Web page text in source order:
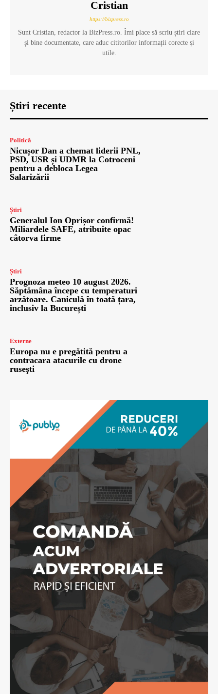
Cristian
https://bizpress.ro
Sunt Cristian, redactor la BizPress.ro. Îmi place să scriu știri clare
și bine documentate, care aduc cititorilor informații corecte și
utile.
Știri recente
Politică
Nicușor Dan a chemat liderii PNL,
PSD, USR și UDMR la Cotroceni
pentru a debloca Legea
Salarizării
Știri
Generalul Ion Oprișor confirmă!
Miliardele SAFE, atribuite opac
câtorva firme
Știri
Prognoza meteo 10 august 2026.
Săptămâna începe cu temperaturi
arzătoare. Caniculă în toată țara,
inclusiv la București
Externe
Europa nu e pregătită pentru a
contracara atacurile cu drone
ruseşti